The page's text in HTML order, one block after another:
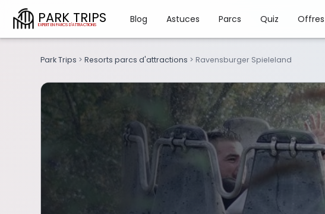
PARK TRIPS Blog Astuces Parcs Quiz Offres
Park Trips > Resorts parcs d'attractions > Ravensburger Spieleland